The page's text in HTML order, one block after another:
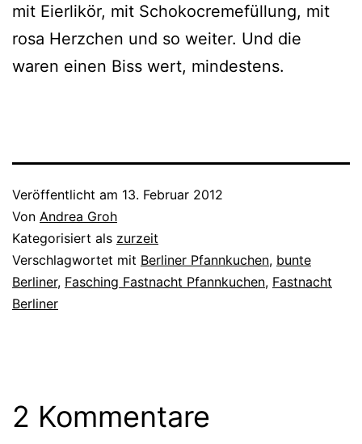
mit Eierlikör, mit Schokocremefüllung, mit
rosa Herzchen und so wei­ter. Und die
waren einen Biss wert, mindestens.
Veröffentlicht am 13. Februar 2012
Von Andrea Groh
Kategorisiert als zurzeit
Verschlagwortet mit Berliner Pfannkuchen, bunte
Berliner, Fasching Fastnacht Pfannkuchen, Fastnacht
Berliner
2 Kommentare